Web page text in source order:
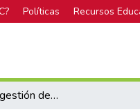
Políticas Recursos
Evaluación de la gestión de la ASADA de Río Macho, Orosi, Paraíso, desde una perspectiva del uso sostenible del recurso hídrico